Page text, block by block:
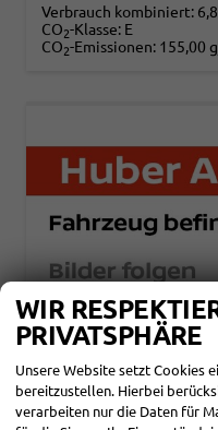
Verbrauch kombiniert:
CO2-Klasse: E
CO2-Emissionen: 155,00
WIR
PRIVATSPHÄRE
Unsere Website setzt Cookies
bereitzustellen. Hierbei
verarbeiten nur die Daten für